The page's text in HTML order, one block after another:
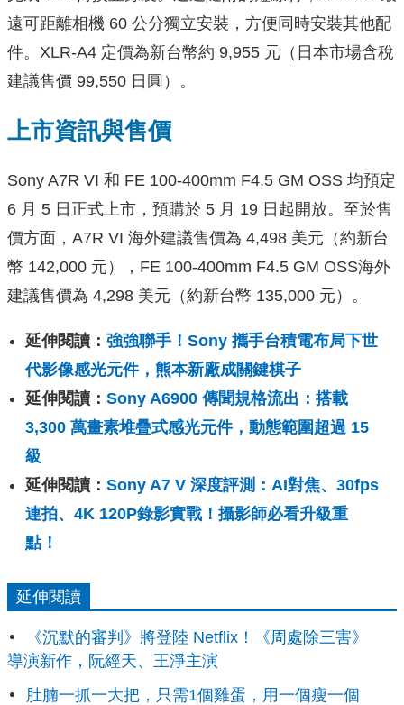
遠可距離相機 60 公分獨立安裝，方便同時安裝其他配
件。XLR-A4 定價為新台幣約 9,955 元（日本市場含稅
建議售價 99,550 日圓）。
上市資訊與售價
Sony A7R VI 和 FE 100-400mm F4.5 GM OSS 均預定
6 月 5 日正式上市，預購於 5 月 19 日起開放。至於售
價方面，A7R VI 海外建議售價為 4,498 美元（約新台
幣 142,000 元），FE 100-400mm F4.5 GM OSS海外
建議售價為 4,298 美元（約新台幣 135,000 元）。
延伸閱讀： 強強聯手！Sony 攜手台積電布局下世
代影像感光元件，熊本新廠成關鍵棋子
延伸閱讀： Sony A6900 傳聞規格流出：搭載
3,300 萬畫素堆疊式感光元件，動態範圍超過 15
級
延伸閱讀： Sony A7 V 深度評測：AI對焦、30fps
連拍、4K 120P錄影實戰！攝影師必看升級重
點！
延伸閱讀
《沉默的審判》將登陸 Netflix！《周處除三害》
導演新作，阮經天、王淨主演
肚腩一抓一大把，只需1個雞蛋，用一個瘦一個